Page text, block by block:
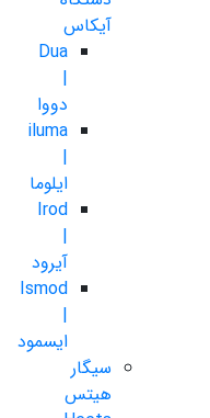
آیکاس
Dua
|
دووا
iluma
|
ایلوما
Irod
|
آیرود
Ismod
|
ایسمود
سیگار
هیتس